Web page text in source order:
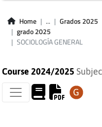
Home ...
Grados 2025
grado 2025
SOCIOLOGÍA GENERAL
GENERAL
Course 2024/2025